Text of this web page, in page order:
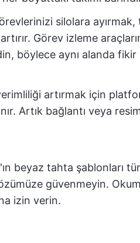
silolara ayırmak,
Görev izleme
böylece aynı alanda
artırmak için
Artık bağlantı veya
beyaz tahta şablonları
güvenmeyin.
izin verin.